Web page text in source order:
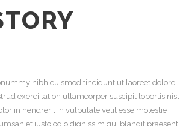
nibh euismod tincidunt ut laoreet dolore
exerci tation ullamcorper suscipit lobortis nisl
in hendrerit in vulputate velit esse molestie
et iusto odio dignissim qui blandit praesent